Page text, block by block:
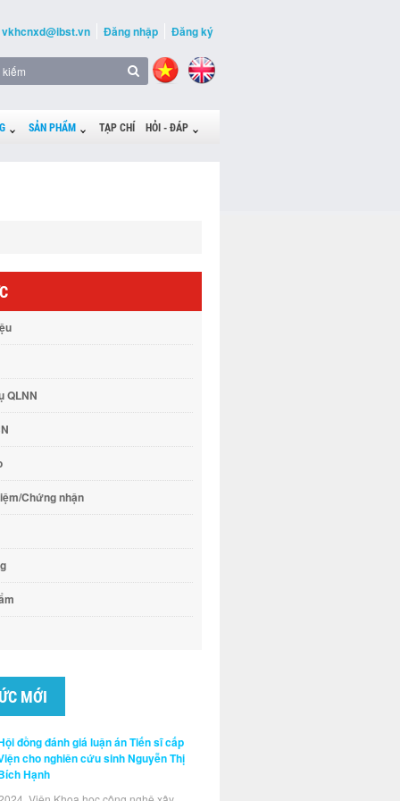
vkhcnxd@ibst.vn Đăng nhập Đăng ký
SẢN PHẨM TẠP CHÍ HỎI - ĐÁP
QLNN
Chứng nhận
MỚI
đồng đánh giá luận án Tiến sĩ cấp
cho nghiên cứu sinh Nguyễn Thị
Hạnh